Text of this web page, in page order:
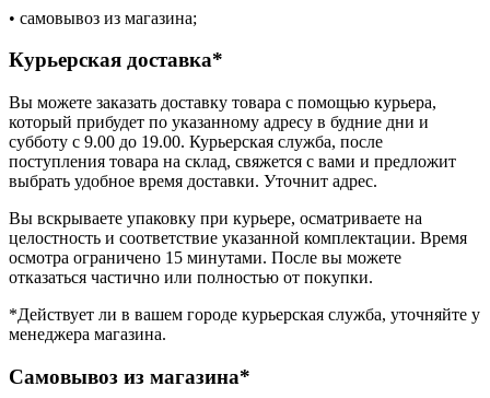
• самовывоз из магазина;
Курьерская доставка*
Вы можете заказать доставку товара с помощью курьера,
который прибудет по указанному адресу в будние дни и
субботу с 9.00 до 19.00. Курьерская служба, после
поступления товара на склад, свяжется с вами и предложит
выбрать удобное время доставки. Уточнит адрес.
Вы вскрываете упаковку при курьере, осматриваете на
целостность и соответствие указанной комплектации. Время
осмотра ограничено 15 минутами. После вы можете
отказаться частично или полностью от покупки.
*Действует ли в вашем городе курьерская служба, уточняйте у
менеджера магазина.
Самовывоз из магазина*